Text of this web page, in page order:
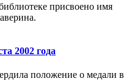
присвоено имя
2002 года
положение о медали в